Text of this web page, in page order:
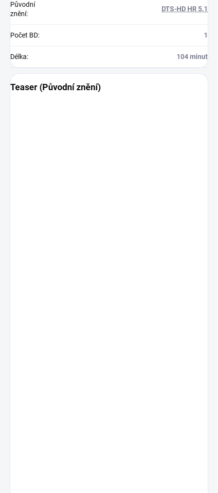
Původní
znění:
DTS-HD HR 5.1
Počet BD: 1
Délka: 104 minut
Teaser (Původní znění)